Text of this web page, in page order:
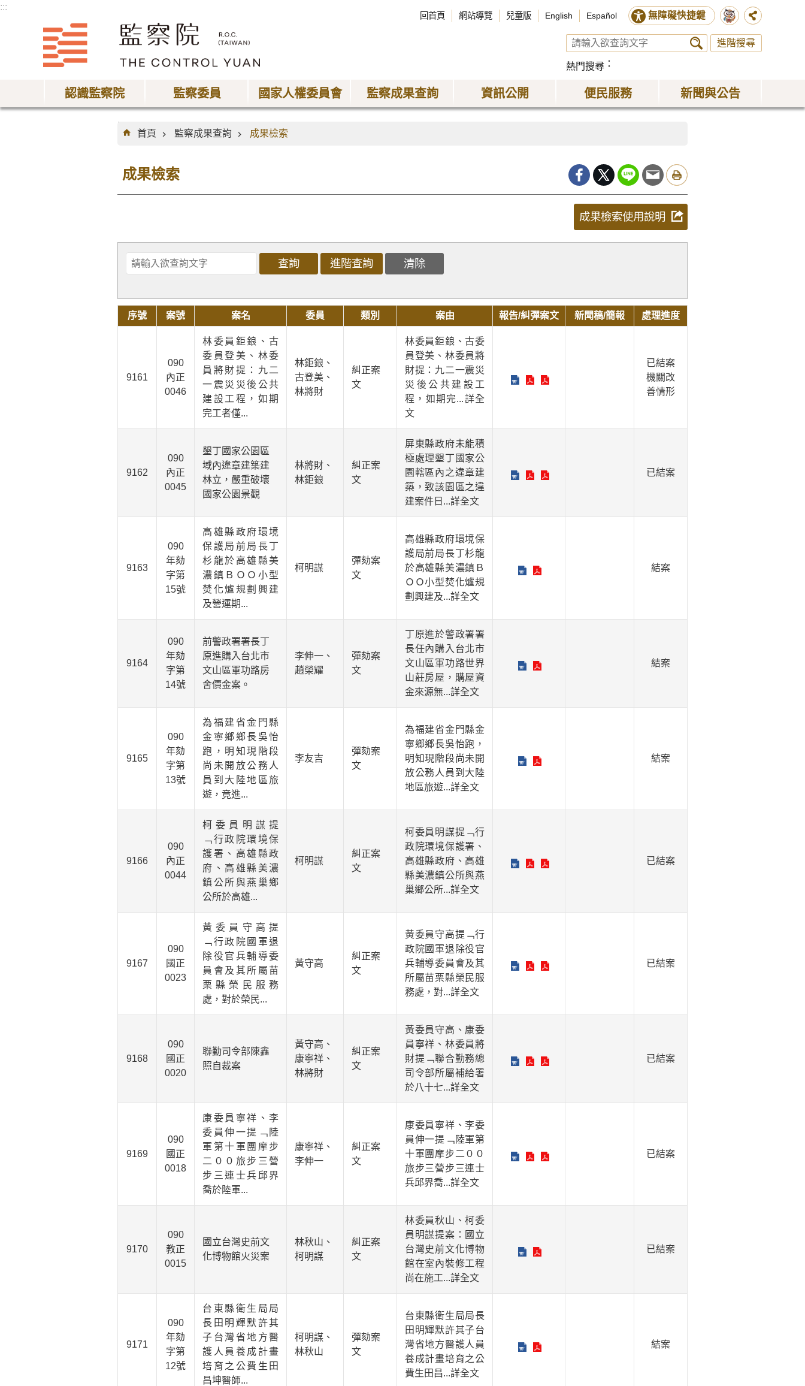
:::
回首頁 網站導覽 兒童版 English Español 無障礙快捷鍵
進階搜尋
熱門搜尋
認識監察院 監察委員 國家人權委員會 監察成果查詢 資訊公開 便民服務 新聞與公告
:::
首頁
監察成果查詢 成果檢索
成果檢索
成果檢索使用說明
序號 案號 案名 委員 類別 案由 報告/糾彈案文 新聞稿/簡報 處理進度
9161
090
內正
0046
林委員鉅鋃、古
委員登美、林委
員將財提：九二
一震災災後公共
建設工程，如期
完工者僅...
林鉅鋃、
古登美、
林將財
糾正案
文
林委員鉅鋃、古委
員登美、林委員將
財提：九二一震災
災後公共建設工
程，如期完...詳全
文
已結案
機關改
善情形
9162
090
內正
0045
墾丁國家公園區
域內違章建築建
林立，嚴重破壞
國家公園景觀
林將財、
林鉅鋃
糾正案
文
屏東縣政府未能積
極處理墾丁國家公
園轄區內之違章建
築，致該園區之違
建案件日 ...詳全文
已結案
9163
090
年劾
字第
15號
高雄縣政府環境
保護局前局長丁
杉龍於高雄縣美
濃鎮ＢＯＯ小型
焚化爐規劃興建
及營運期...
柯明謀
彈劾案
文
高雄縣政府環境保
護局前局長丁杉龍
於高雄縣美濃鎮Ｂ
ＯＯ小型焚化爐規
劃興建及...詳全文
結案
9164
090
年劾
字第
14號
前警政署署長丁
原進購入台北市
文山區軍功路房
舍價金案。
李伸一、
趙榮耀
彈劾案
文
丁原進於警政署署
長任內購入台北市
文山區軍功路世界
山莊房屋，購屋資
金來源無...詳全文
結案
9165
090
年劾
字第
13號
為福建省金門縣
金寧鄉鄉長吳怡
跑，明知現階段
尚未開放公務人
員到大陸地區旅
遊，竟進...
李友吉
彈劾案
文
為福建省金門縣金
寧鄉鄉長吳怡跑，
明知現階段尚未開
放公務人員到大陸
地區旅遊...詳全文
結案
9166
090
內正
0044
柯委員明謀提
﹁行政院環境保
護署、高雄縣政
府、高雄縣美濃
鎮公所與燕巢鄉
公所於高雄...
柯明謀
糾正案
文
柯委員明謀提﹁行
政院環境保護署、
高雄縣政府、高雄
縣美濃鎮公所與燕
巢鄉公所...詳全文
已結案
9167
090
國正
0023
黃委員守高提
﹁行政院國軍退
除役官兵輔導委
員會及其所屬苗
栗縣榮民服務
處，對於榮民...
黃守高
糾正案
文
黃委員守高提﹁行
政院國軍退除役官
兵輔導委員會及其
所屬苗栗縣榮民服
務處，對...詳全文
已結案
9168
090
國正
0020
聯勤司令部陳鑫
照自裁案
黃守高、
康寧祥、
林將財
糾正案
文
黃委員守高、康委
員寧祥、林委員將
財提﹁聯合勤務總
司令部所屬補給署
於八十七...詳全文
已結案
9169
090
國正
0018
康委員寧祥、李
委員伸一提﹁陸
軍第十軍團摩步
二００旅步三營
步三連士兵邱界
喬於陸軍...
康寧祥、
李伸一
糾正案
文
康委員寧祥、李委
員伸一提﹁陸軍第
十軍團摩步二００
旅步三營步三連士
兵邱界喬...詳全文
已結案
9170
090
教正
0015
國立台灣史前文
化博物館火災案
林秋山、
柯明謀
糾正案
文
林委員秋山、柯委
員明謀提案：國立
台灣史前文化博物
館在室內裝修工程
尚在施工...詳全文
已結案
9171
090
年劾
字第
12號
台東縣衛生局局
長田明輝默許其
子台灣省地方醫
護人員養成計畫
培育之公費生田
昌坤醫師...
柯明謀、
林秋山
彈劾案
文
台東縣衛生局局長
田明輝默許其子台
灣省地方醫護人員
養成計畫培育之公
費生田昌...詳全文
結案